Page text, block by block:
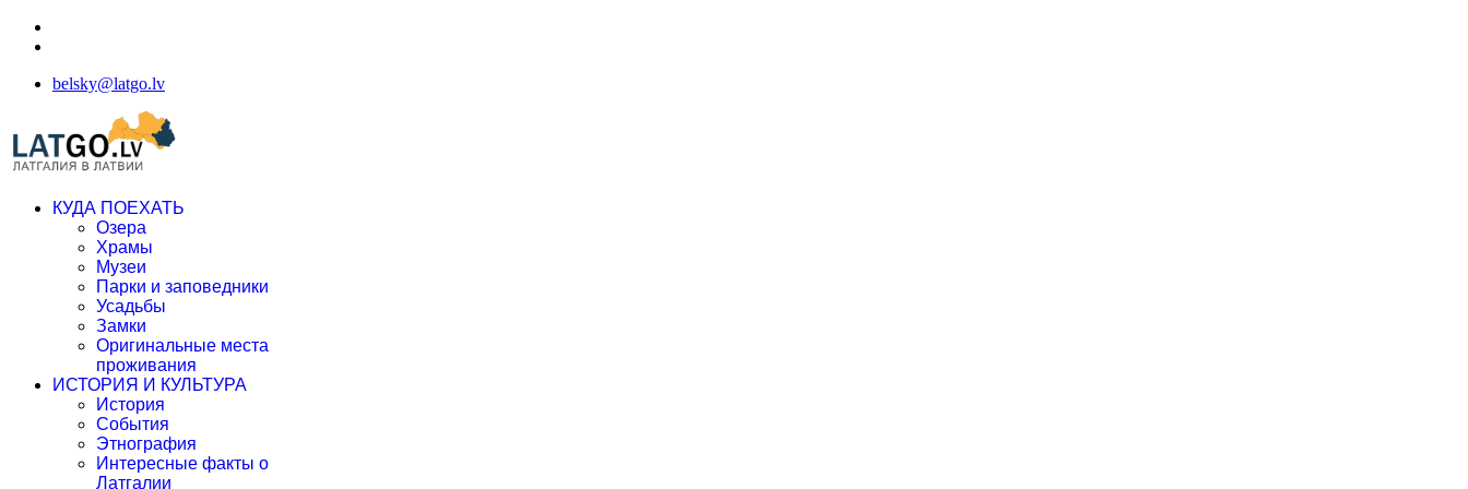
belsky@latgo.lv
КУДА ПОЕХАТЬ
Озера
Храмы
Музеи
Парки и заповедники
Усадьбы
Замки
Оригинальные места
проживания
ИСТОРИЯ И КУЛЬТУРА
История
События
Этнография
Интересные факты о
Латгалии